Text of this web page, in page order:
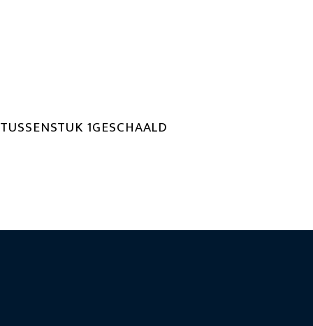
TUSSENSTUK 1GESCHAALD